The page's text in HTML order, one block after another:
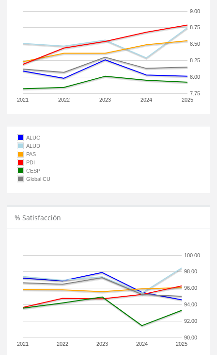
2021 2022 2023 2024 2025
7.75
8.00
8.25
8.50
8.75
9.00
ALUC
ALUD
PAS
PDI
CESP
Global CU
% Satisfacción
2021 2022 2023 2024 2025
90.00
92.00
94.00
96.00
98.00
100.00